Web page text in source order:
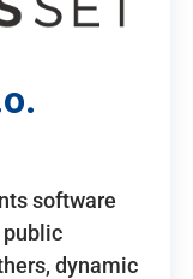
software
public
dynamic